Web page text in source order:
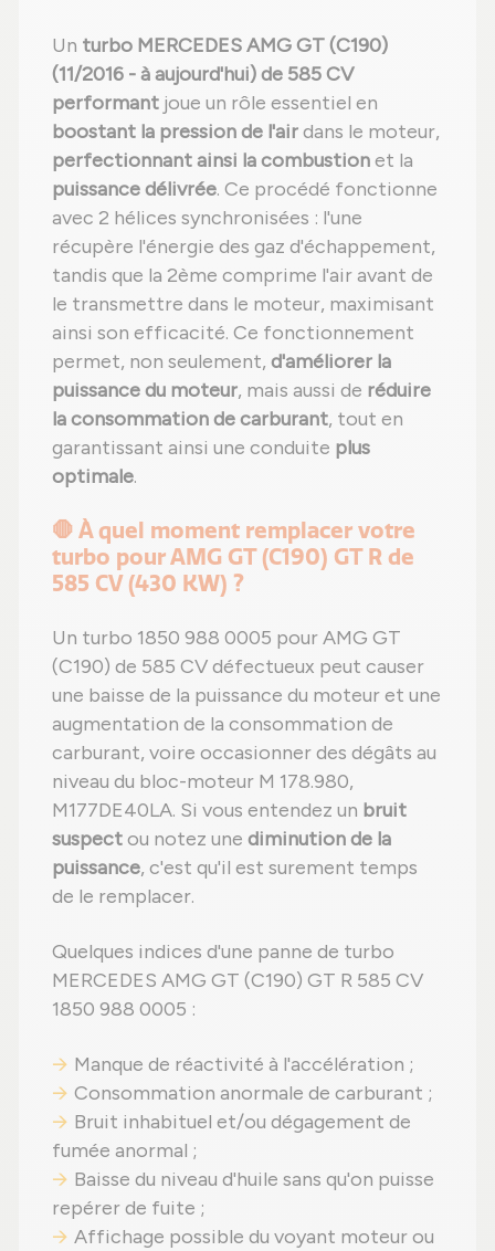
Un turbo MERCEDES AMG GT (C190)
(11/2016 - à aujourd'hui) de 585 CV
performant joue un rôle essentiel en
boostant la pression de l'airdans le moteur,
perfectionnant ainsi la combustionet la
puissance délivrée. Ce procédé fonctionne
avec 2 hélices synchronisées : l'une
récupère l'énergie des gaz d'échappement,
tandis que la 2ème comprime l'air avant de
le transmettre dans le moteur, maximisant
ainsi son efficacité. Ce fonctionnement
permet, non seulement, d'améliorer la
puissance du moteur, mais aussi de réduire
la consommation de carburant, tout en
garantissant ainsi une conduite plus
optimale.
🛑 À quel moment remplacer votre
turbo pour AMG GT (C190) GT R de
585 CV (430 KW) ?
Un turbo 1850 988 0005 pour AMG GT
(C190) de 585 CV défectueux peut causer
une baisse de la puissance du moteur et une
augmentation de la consommation de
carburant, voire occasionner des dégâts au
niveau du bloc-moteur M 178.980,
M177DE40LA. Si vous entendez un bruit
suspectou notez une diminution de la
puissance, c'est qu'il est surement temps
de le remplacer.
Quelques indices d'une panne de turbo
MERCEDES AMG GT (C190) GT R 585 CV
1850 988 0005 :
Manque de réactivité à l'accélération ;
Consommation anormale de carburant ;
Bruit inhabituel et/ou dégagement de
fumée anormal ;
Baisse du niveau d'huile sans qu'on puisse
repérer de fuite ;
Affichage possible du voyant moteur ou